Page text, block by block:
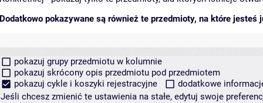
Dodatkowo pokazywane są również te przedmioty, na które jesteś
pokazuj grupy przedmiotu w kolumnie
pokazuj skrócony opis przedmiotu pod przedmiotem
pokazuj cykle i koszyki rejestracyjne
dodatkowe
Jeśli chcesz zmienić te ustawienia na stałe, edytuj swoje